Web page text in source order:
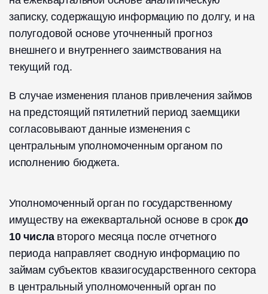
записку, содержащую информацию по долгу, и на
полугодовой основе уточненный прогноз
внешнего и внутреннего заимствования на
текущий год.
В случае изменения планов привлечения займов
на предстоящий пятилетний период заемщики
согласовывают данные изменения с
центральным уполномоченным органом по
исполнению бюджета.
Уполномоченный орган по государственному
имуществу на ежеквартальной основе в срокдо
10 числавторого месяца после отчетного
периода направляет сводную информацию по
займам субъектов квазигосударственного сектора
в центральный уполномоченный орган по